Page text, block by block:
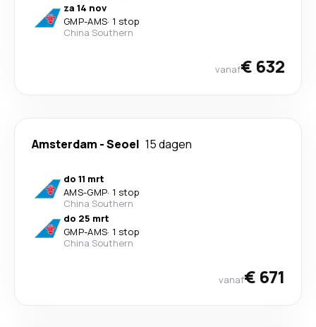
za 14 nov
GMP-AMS· 1 stop
China Southern
vanaf€ 632
Amsterdam -Seoel 15 dagen
do 11 mrt
AMS-GMP· 1 stop
China Southern
do 25 mrt
GMP-AMS· 1 stop
China Southern
vanaf€ 671